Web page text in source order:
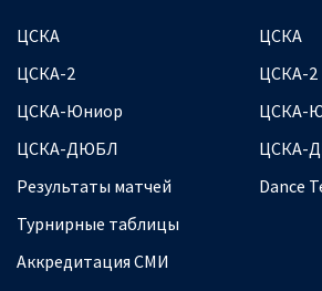
ЦСКА
ЦСКА-2
ЦСКА-Юниор
ЦСКА-ДЮБЛ
Результаты матчей
Турнирные таблицы
Аккредитация СМИ
ЦСКА
ЦСКА-2
ЦСКА-
ЦСКА-
Dance